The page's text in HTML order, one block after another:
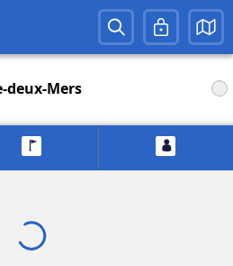
deux-Mers